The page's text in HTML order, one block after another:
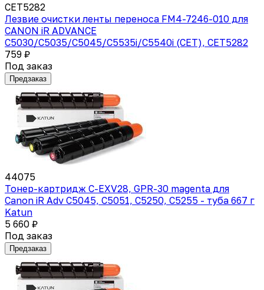
CET5282
Лезвие очистки ленты переноса FM4-7246-010 для
CANON iR ADVANCE
C5030/C5035/C5045/C5535i/C5540i (CET), CET5282
759 ₽
Под заказ
Предзаказ
44075
Тонер-картридж C-EXV28, GPR-30 magenta для
Canon iR Adv C5045, C5051, C5250, C5255 - туба 667 г
Katun
5 660 ₽
Под заказ
Предзаказ